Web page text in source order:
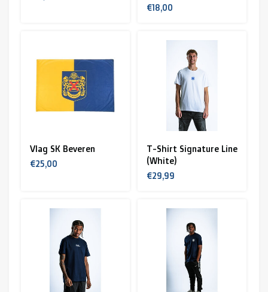
€18,00
Vlag SK Beveren
€25,00
T-Shirt Signature Line
(White)
€29,99